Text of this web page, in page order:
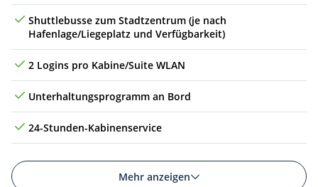
Do 25.01.29 (auf See)
Fr 26.01.29
14 Sa 27.01.29
15 So 28.01.29 San Juan, Puerto Rico
Mo 29.01.29 (auf See)
Di 30.01.29 (auf See)
Shuttlebusse zum Stadtzentrum (je nach
Hafenlage/Liegeplatz und Verfügbarkeit)
2 Logins pro Kabine/Suite WLAN
Unterhaltungsprogramm an Bord
24-Stunden-Kabinenservice
Mehr anzeigen